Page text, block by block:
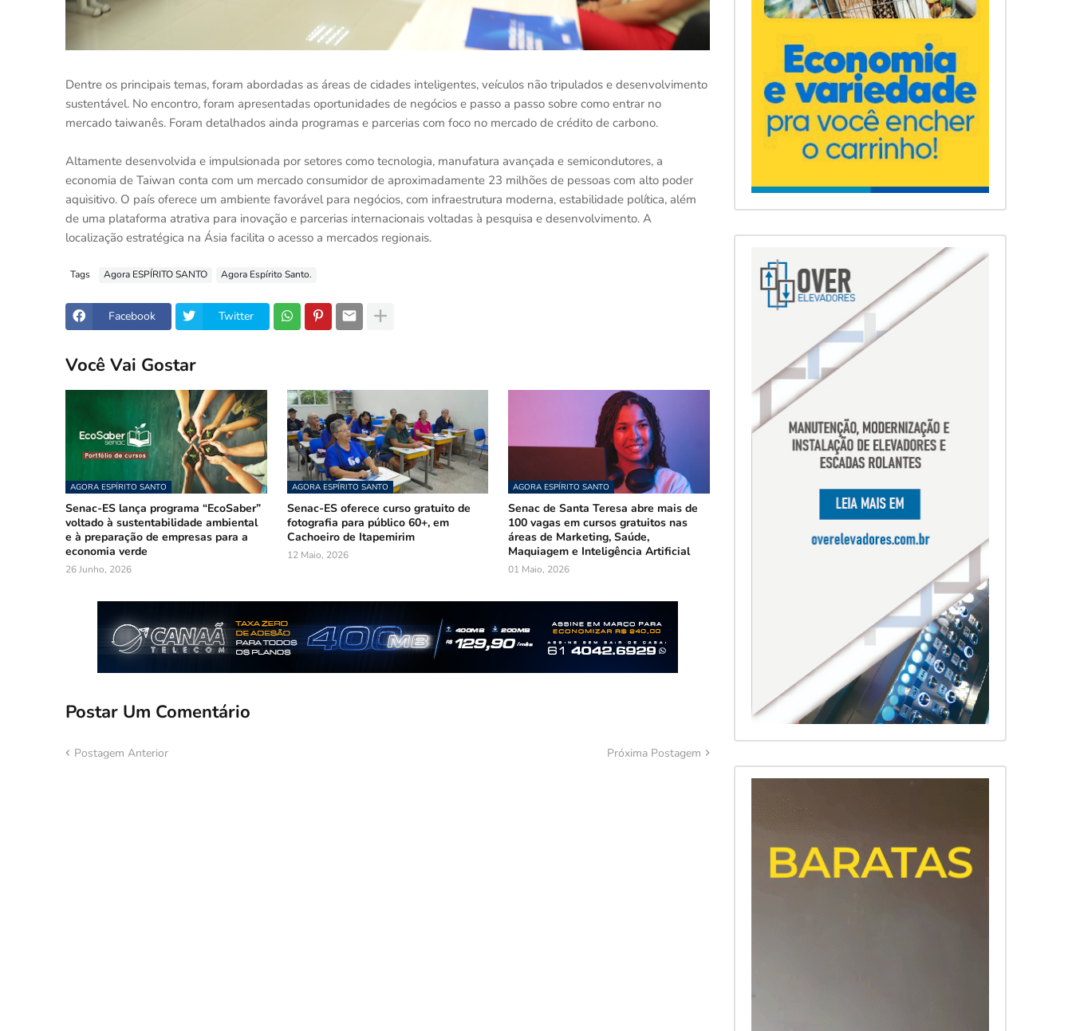
Dentre os principais temas, foram abordadas as áreas de cidades inteligentes, veículos não tripulados e desenvolvimento
sustentável. No encontro, foram apresentadas oportunidades de negócios e passo a passo sobre como entrar no
mercado taiwanês. Foram detalhados ainda programas e parcerias com foco no mercado de crédito de carbono.
Altamente desenvolvida e impulsionada por setores como tecnologia, manufatura avançada e semicondutores, a
economia de Taiwan conta com um mercado consumidor de aproximadamente 23 milhões de pessoas com alto poder
aquisitivo. O país oferece um ambiente favorável para negócios, com infraestrutura moderna, estabilidade política, além
de uma plataforma atrativa para inovação e parcerias internacionais voltadas à pesquisa e desenvolvimento. A
localização estratégica na Ásia facilita o acesso a mercados regionais.
Tags Agora ESPÍRITO SANTO Agora Espírito Santo.
Facebook Twitter
Você Vai Gostar
AGORA ESPÍRITO SANTO
Senac-ES lança programa “EcoSaber”
voltado à sustentabilidade ambiental
e à preparação de empresas para a
economia verde
26 Junho, 2026
AGORA ESPÍRITO SANTO
Senac-ES oferece curso gratuito de
fotografia para público 60+, em
Cachoeiro de Itapemirim
12 Maio, 2026
AGORA ESPÍRITO SANTO
Senac de Santa Teresa abre mais de
100 vagas em cursos gratuitos nas
áreas de Marketing, Saúde,
Maquiagem e Inteligência Artificial
01 Maio, 2026
Postar Um Comentário
Postagem Anterior Próxima Postagem